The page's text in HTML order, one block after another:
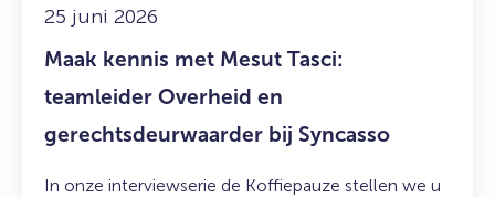
25 juni 2026
Maak kennis met Mesut Tasci:
teamleider Overheid en
gerechtsdeurwaarder bij Syncasso
In onze interviewserie de Koffiepauze stellen we u
gerechtsdeurwaarder
Syncasso